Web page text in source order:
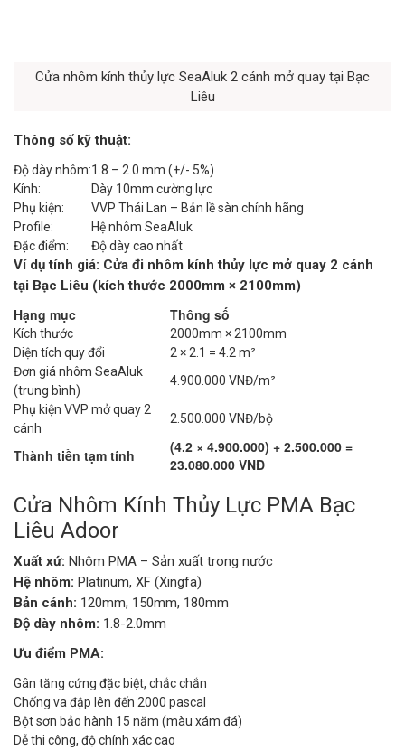
Cửa nhôm kính thủy lực SeaAluk 2 cánh mở quay tại Bạc
Liêu
Thông số kỹ thuật:
Độ dày nhôm:1.8 – 2.0 mm (+/- 5%)
Kính:
Dày 10mm cường lực
Phụ kiện:
VVP Thái Lan – Bản lề sàn chính hãng
Profile:
Hệ nhôm SeaAluk
Đặc điểm:
Độ dày cao nhất
Ví dụ tính giá: Cửa đi nhôm kính thủy lực mở quay 2 cánh
tại Bạc Liêu (kích thước 2000mm × 2100mm)
Hạng mục Thông số
Kích thước
2000mm × 2100mm
Diện tích quy đổi
2 × 2.1 = 4.2 m²
Đơn giá nhôm SeaAluk
(trung bình)
4.900.000 VNĐ/m²
Phụ kiện VVP mở quay 2
cánh
2.500.000 VNĐ/bộ
Thành tiền tạm tính
(4.2 × 4.900.000) + 2.500.000 =
23.080.000 VNĐ
Cửa Nhôm Kính Thủy Lực PMA Bạc
Liêu Adoor
Xuất xứ: Nhôm PMA – Sản xuất trong nước
Hệ nhôm: Platinum, XF (Xingfa)
Bản cánh: 120mm, 150mm, 180mm
Độ dày nhôm: 1.8-2.0mm
Ưu điểm PMA:
Gân tăng cứng đặc biệt, chắc chắn
Chống va đập lên đến 2000 pascal
Bột sơn bảo hành 15 năm (màu xám đá)
Dễ thi công, độ chính xác cao